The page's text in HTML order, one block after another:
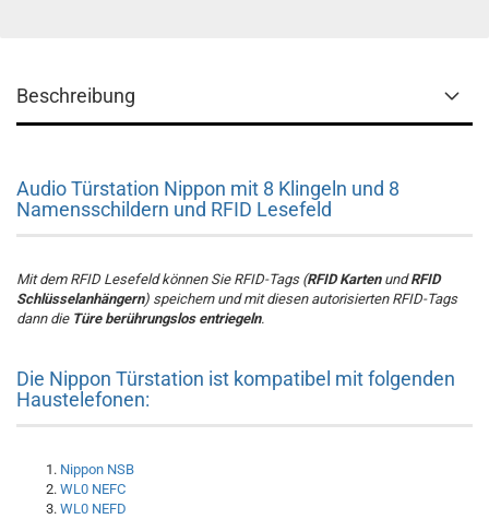
Beschreibung
Audio Türstation Nippon mit 8 Klingeln und 8
Namensschildern und RFID Lesefeld
Mit dem RFID Lesefeld können Sie RFID-Tags (RFID KartenundRFID
Schlüsselanhängern) speichern und mit diesen autorisierten RFID-Tags
dann die Türe berührungslos entriegeln.
Die Nippon Türstation ist kompatibel mit folgenden
Haustelefonen:
Nippon NSB
WL0 NEFC
WL0 NEFD